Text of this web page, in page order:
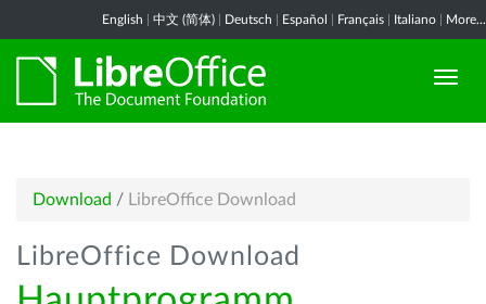
English 中文 (简体) Deutsch Español Français Italiano More...
Download / LibreOffice Download
LibreOffice Download